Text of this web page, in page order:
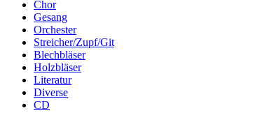
Chor
Gesang
Orchester
Streicher/Zupf/Git
Blechbläser
Holzbläser
Literatur
Diverse
CD